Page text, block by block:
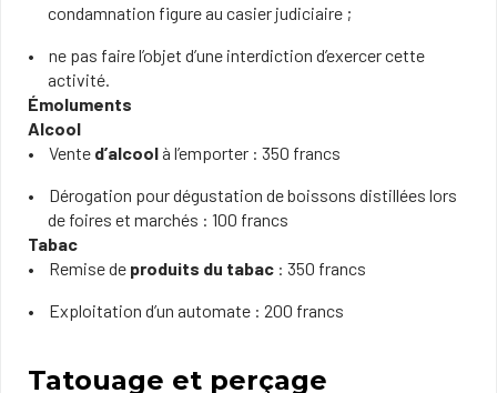
condamnation figure au casier judiciaire ;
ne pas faire l’objet d’une interdiction d’exercer cette
activité.
Émoluments
Alcool
Vente d’alcoolà l’emporter : 350 francs
Dérogation pour dégustation de boissons distillées lors
de foires et marchés : 100 francs
Tabac
Remise de produits du tabac : 350 francs
Exploitation d’un automate : 200 francs
Tatouage et perçage